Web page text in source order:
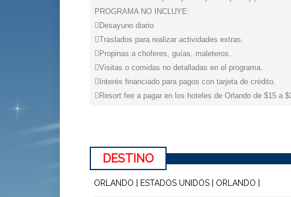
PROGRAMA NO INCLUYE:
Desayuno diario
Traslados para realizar actividades extras.
Propinas a choferes, guías, maleteros.
Visitas o comidas no detalladas en el programa.
Interés financiado para pagos con tarjeta de crédito.
Resort fee a pagar en los hoteles de Orlando de $15 a
DESTINO
ORLANDO [ ESTADOS UNIDOS | ORLANDO ]